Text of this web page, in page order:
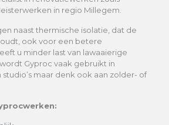
in regio Millegem.
naast thermische isolatie, dat de
ook voor een betere
u minder last van lawaaierige
Gyproc vaak gebruikt in
maar denk ook aan zolder- of